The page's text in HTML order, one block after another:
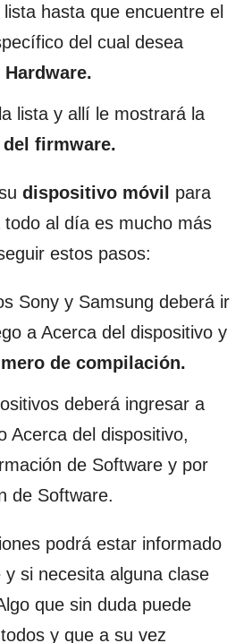
hasta que encuentre el
del cual desea
Hardware.
lista y allí le mostrará la
firmware.
dispositivo móvil
para
al día es mucho más
estos pasos:
Sony y Samsung deberá ir
a Acerca del dispositivo y
de compilación.
deberá ingresar a
Acerca del dispositivo,
de Software y por
de Software.
podrá estar informado
si necesita alguna clase
que sin duda puede
y que a su vez